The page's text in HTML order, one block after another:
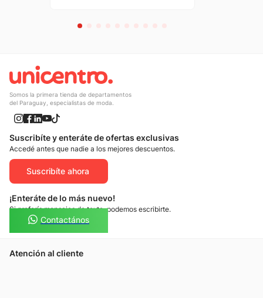
Somos la primera tienda de departamentos
del Paraguay, especialistas de moda.
Suscribíte y enteráte de ofertas exclusivas
Accedé antes que nadie a los mejores descuentos.
Suscribíte ahora
¡Enteráte de lo más nuevo!
Si preferís mensajes de texto, podemos escribirte.
Contactános
Atención al cliente